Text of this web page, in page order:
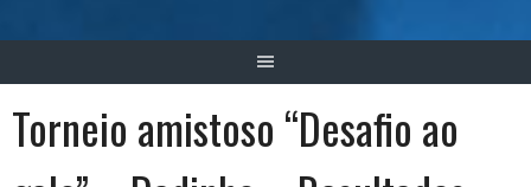
Torneio amistoso “Desafio ao